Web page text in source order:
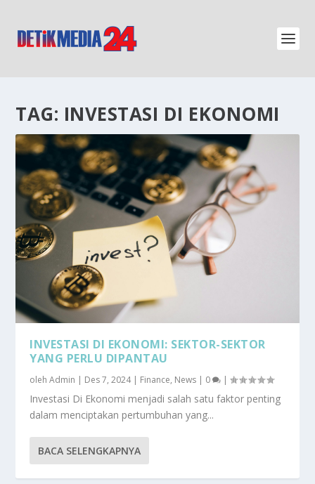
TAG: INVESTASI DI EKONOMI
INVESTASI DI EKONOMI: SEKTOR-SEKTOR
YANG PERLU DIPANTAU
olehAdmin | Des 7, 2024| Finance, News | 0 |
Investasi Di Ekonomi menjadi salah satu faktor penting
dalam menciptakan pertumbuhan yang...
BACA SELENGKAPNYA